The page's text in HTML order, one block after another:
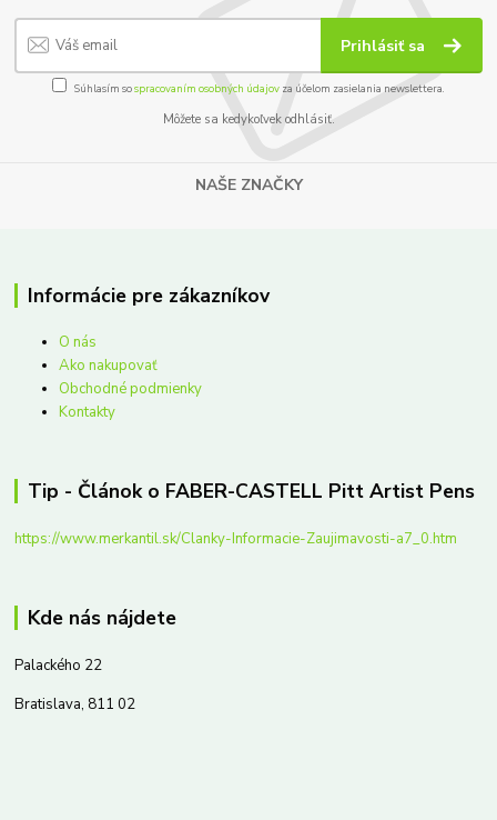
Prihlásiť sa
Súhlasím sospracovaním osobných údajov za účelom zasielania newslettera.
Môžete sa kedykoľvek odhlásiť.
NAŠE ZNAČKY
Informácie pre zákazníkov
O nás
Ako nakupovať
Obchodné podmienky
Kontakty
Tip - Článok o FABER-CASTELL Pitt Artist Pens
https://www.merkantil.sk/Clanky-Informacie-Zaujimavosti-a7_0.htm
Kde nás nájdete
Palackého 22
Bratislava, 811 02